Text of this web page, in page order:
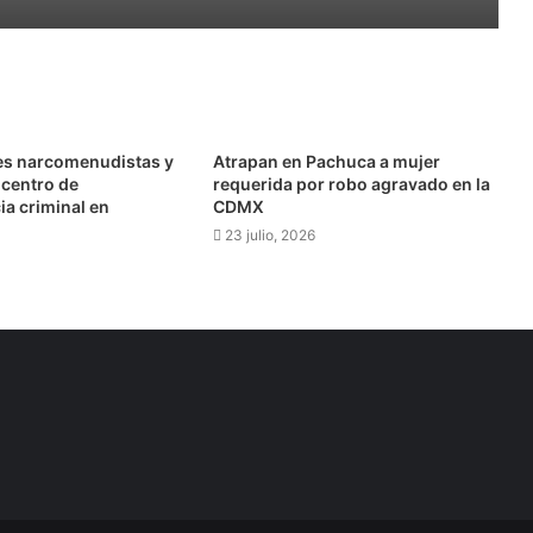
que requiere atención y prevención
narcomenudistas y
de
criminal en
Atrapan en Pachuca a mujer
requerida por robo agravado en la
CDMX
23 julio, 2026